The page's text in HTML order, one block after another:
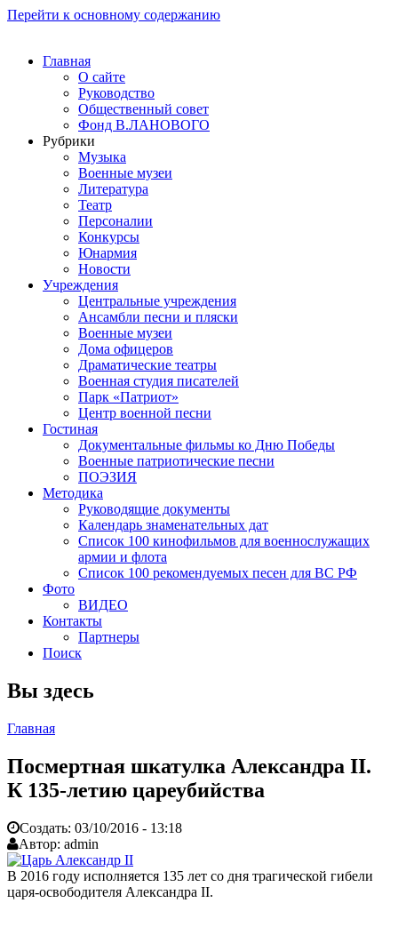
Перейти к основному содержанию
Главная
О сайте
Руководство
Общественный совет
Фонд В.ЛАНОВОГО
Рубрики
Музыка
Военные музеи
Литература
Театр
Персоналии
Конкурсы
Юнармия
Новости
Учреждения
Центральные учреждения
Ансамбли песни и пляски
Военные музеи
Дома офицеров
Драматические театры
Военная студия писателей
Парк «Патриот»
Центр военной песни
Гостиная
Документальные фильмы ко Дню Победы
Военные патриотические песни
ПОЭЗИЯ
Методика
Руководящие документы
Календарь знаменательных дат
Список 100 кинофильмов для военнослужащих
армии и флота
Список 100 рекомендуемых песен для ВС РФ
Фото
ВИДЕО
Контакты
Партнеры
Поиск
Вы здесь
Главная
Посмертная шкатулка Александра II.
К 135-летию цареубийства
Создать: 03/10/2016 - 13:18
Автор: admin
В 2016 году исполняется 135 лет со дня трагической гибели
царя-освободителя Александра II.